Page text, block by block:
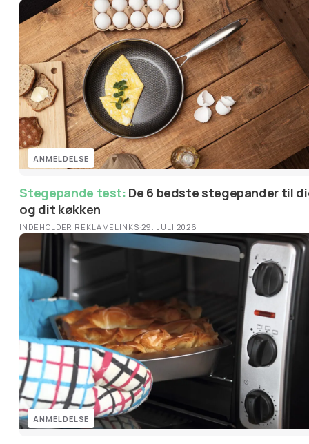
ANMELDELSE
Stegepande test:
og dit køkken
INDEHOLDER REKLAMELINKS·29. JULI 2026
ANMELDELSE